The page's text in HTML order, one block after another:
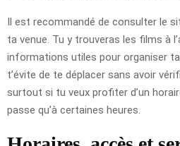
Il est recommandé de consulter le
ta venue. Tu y trouveras les films à
informations utiles pour organiser
t’évite de te déplacer sans avoir
surtout si tu veux profiter d’un
passe qu’à certaines heures.